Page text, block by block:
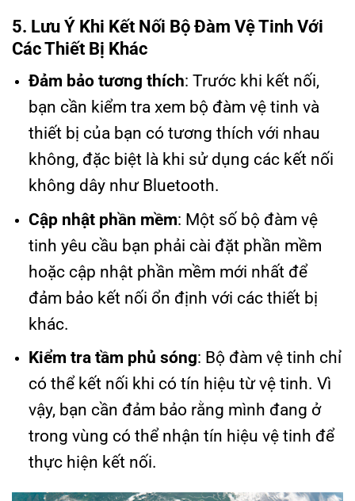
5. Lưu Ý Khi Kết Nối Bộ Đàm Vệ Tinh Với
Các Thiết Bị Khác
Đảm bảo tương thích: Trước khi kết nối,
bạn cần kiểm tra xem bộ đàm vệ tinh và
thiết bị của bạn có tương thích với nhau
không, đặc biệt là khi sử dụng các kết nối
không dây như Bluetooth.
Cập nhật phần mềm: Một số bộ đàm vệ
tinh yêu cầu bạn phải cài đặt phần mềm
hoặc cập nhật phần mềm mới nhất để
đảm bảo kết nối ổn định với các thiết bị
khác.
Kiểm tra tầm phủ sóng: Bộ đàm vệ tinh chỉ
có thể kết nối khi có tín hiệu từ vệ tinh. Vì
vậy, bạn cần đảm bảo rằng mình đang ở
trong vùng có thể nhận tín hiệu vệ tinh để
thực hiện kết nối.